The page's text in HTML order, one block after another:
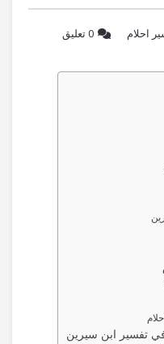
احلام
‫0 تعليق
تفسير ابن سيرين